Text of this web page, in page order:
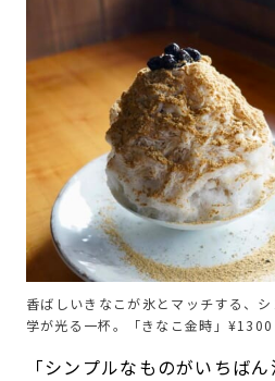
香ばしいきなこが氷とマッチする、
学が光る一杯。「きなこ金時」¥1300
「シンプルなものがいちば